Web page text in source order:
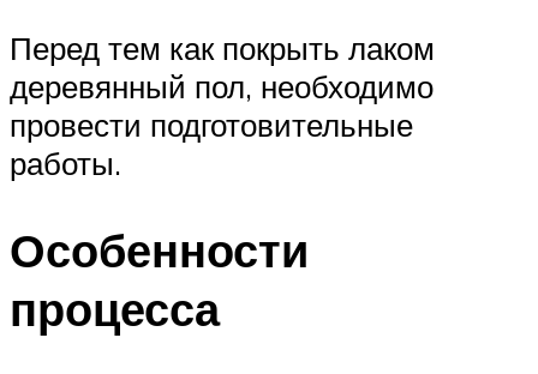
Перед тем как покрыть лаком
деревянный пол, необходимо
провести подготовительные
работы.
Особенности
процесса